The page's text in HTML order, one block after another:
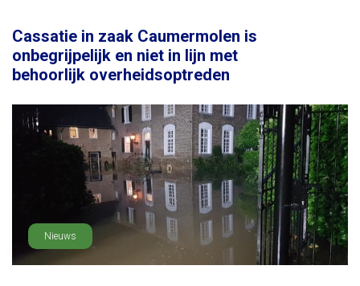
Cassatie in zaak Caumermolen is
onbegrijpelijk en niet in lijn met
behoorlijk overheidsoptreden
Nieuws